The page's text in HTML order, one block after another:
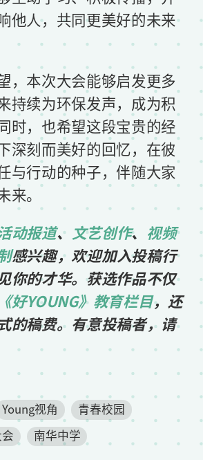
他人，共同更美好的未来
，本次大会能够启发更多
持续为环保发声，成为积
时，也希望这段宝贵的经
深刻而美好的回忆，在彼
与行动的种子，伴随大家
来。
动报道、 文艺创作、 视频
感兴趣，欢迎加入投稿行
你的才华。获选作品不仅
好YOUNG》教育栏目，还
的稿费。有意投稿者，请
Young视角
青春校园
南华中学